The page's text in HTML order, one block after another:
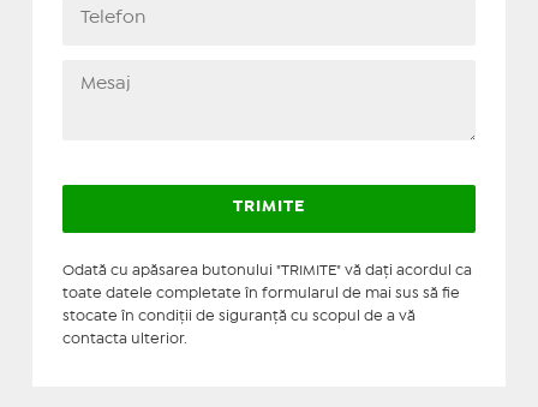
Odată cu apăsarea butonului "TRIMITE" vă daţi acordul ca
toate datele completate în formularul de mai sus să fie
stocate în condiţii de siguranţă cu scopul de a vă
contacta ulterior.